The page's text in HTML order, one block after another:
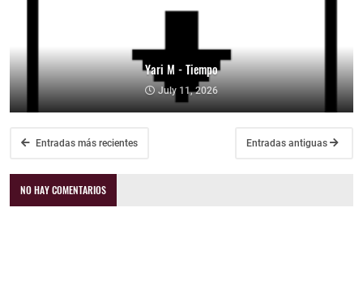
Yari M - Tiempo
July 11, 2026
Entradas más recientes Entradas antiguas
NO HAY COMENTARIOS